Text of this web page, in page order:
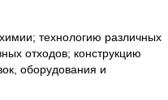
технологию различных
отходов; конструкцию
оборудования и